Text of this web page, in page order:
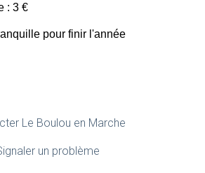
: 3 €
pour finir l'année
Le Boulou en Marche
un problème